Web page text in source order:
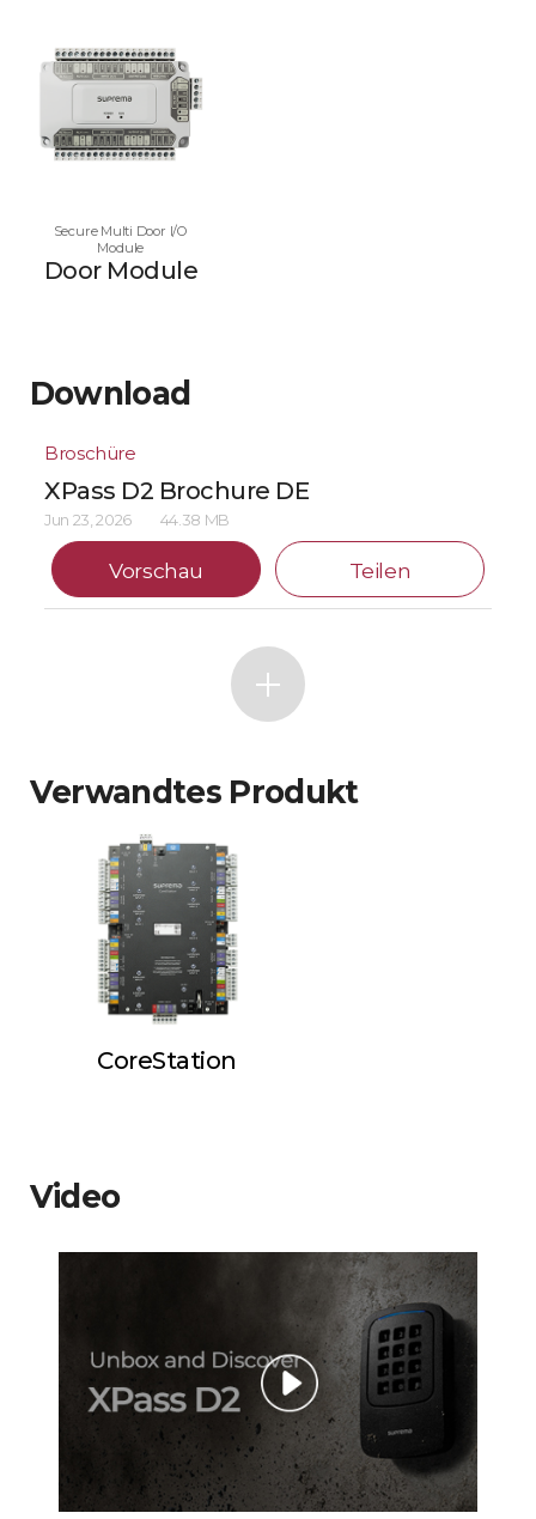
Secure Multi Door I/O
Module
Door Module
Download
Broschüre
XPass D2 Brochure DE
Jun 23, 2026 44.38 MB
Vorschau Teilen
Verwandtes Produkt
CoreStation
Video